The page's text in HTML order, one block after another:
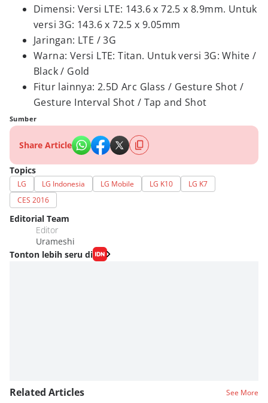
Dimensi: Versi LTE: 143.6 x72.5 x 8.9mm. Untuk
versi3G: 143.6 x 72.5 x 9.05mm
Jaringan: LTE / 3G
Warna: Versi LTE: Titan. Untuk versi 3G: White /
Black / Gold
Fitur lainnya: 2.5D Arc Glass / Gesture Shot /
Gesture Interval Shot / Tap and Shot
Sumber
Share Article
Topics
LG LG Indonesia LG Mobile LG K10
LG K7
CES 2016
Editorial Team
Editor
Urameshi
Tonton lebih seru di
Related Articles See More